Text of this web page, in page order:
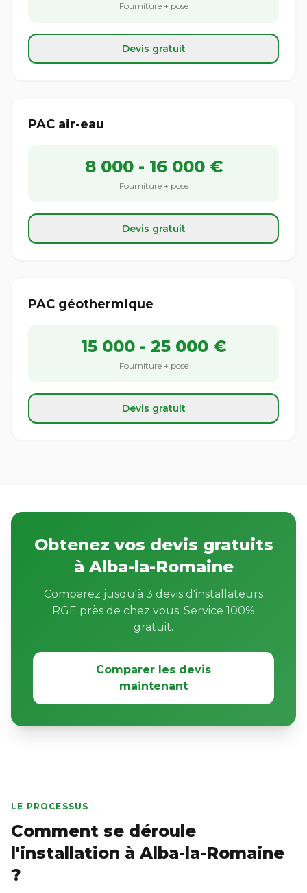
Fourniture + pose
Devis gratuit
PAC air-eau
8 000 - 16 000 €
Fourniture + pose
Devis gratuit
PAC géothermique
15 000 - 25 000 €
Fourniture + pose
Devis gratuit
Obtenez vos devis gratuits
à Alba-la-Romaine
Comparez jusqu'à 3 devis d'installateurs
RGE près de chez vous. Service 100%
gratuit.
Comparer les devis
maintenant
LE PROCESSUS
Comment se déroule
l'installation à Alba-la-Romaine
?